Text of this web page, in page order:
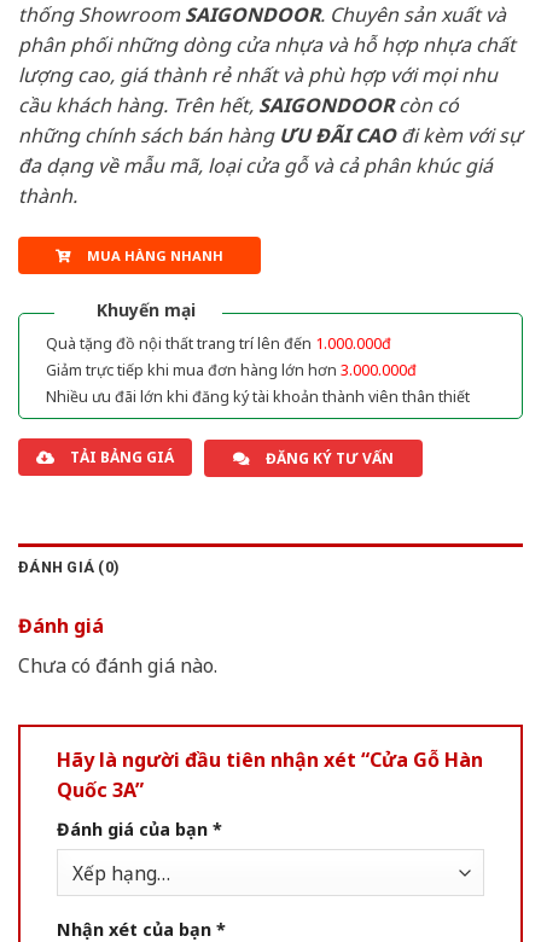
thống ShowroomSAIGONDOOR. Chuyên sản xuất và
phân phối những dòng cửa nhựa và hỗ hợp nhựa chất
lượng cao, giá thành rẻ nhất và phù hợp với mọi nhu
cầu khách hàng. Trên hết, SAIGONDOORcòn có
những chính sách bán hàng ƯU ĐÃI CAOđi kèm với sự
đa dạng về mẫu mã, loại cửa gỗ và cả phân khúc giá
thành.
MUA HÀNG NHANH
Khuyến mại
Quà tặng đồ nội thất trang trí lên đến 1.000.000đ
Giảm trực tiếp khi mua đơn hàng lớn hơn 3.000.000đ
Nhiều ưu đãi lớn khi đăng ký tài khoản thành viên thân thiết
TẢI BẢNG GIÁ ĐĂNG KÝ TƯ VẤN
ĐÁNH GIÁ (0)
Đánh giá
Chưa có đánh giá nào.
Hãy là người đầu tiên nhận xét “Cửa Gỗ Hàn
Quốc 3A”
Đánh giá của bạn *
Nhận xét của bạn *